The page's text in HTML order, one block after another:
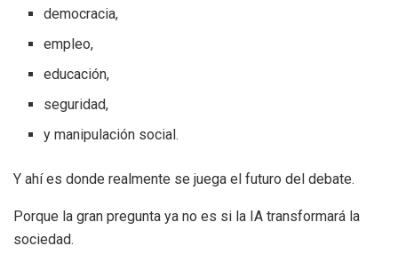
democracia,
empleo,
educación,
seguridad,
y manipulación social.
Y ahí es donde realmente se juega el futuro del debate.
Porque la gran pregunta ya no es si la IA transformará la
sociedad.